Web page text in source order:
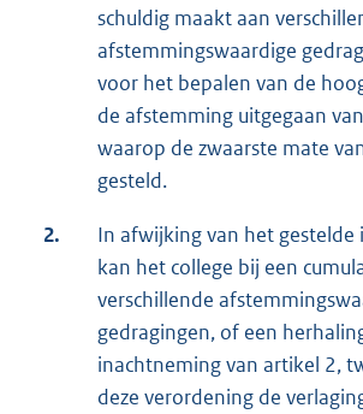
schuldig maakt aan
afstemmingswaardige
voor het bepalen van de
de afstemming uitgegaan
waarop de zwaarste mate
gesteld.
2.
In afwijking van het gestelde
kan het college bij een
verschillende
gedragingen, of een
inachtneming van artikel 2,
deze verordening de